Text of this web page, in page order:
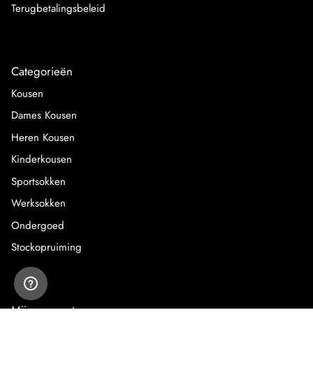
Terugbetalingsbeleid
Categorieën
Kousen
Dames Kousen
Heren Kousen
Kinderkousen
Sportsokken
Werksokken
Ondergoed
Stockopruiming
Mijn account